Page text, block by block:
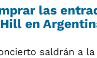
las
en
saldrán a